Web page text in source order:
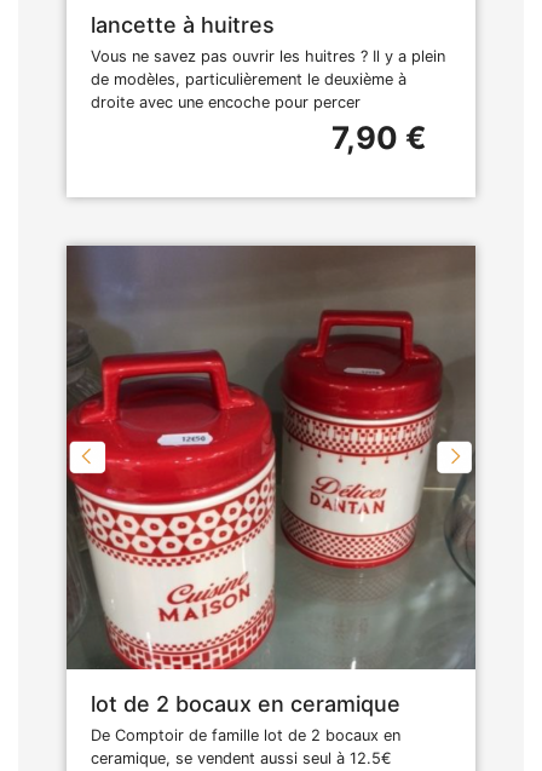
lancette à huitres
Vous ne savez pas ouvrir les huitres ? Il y a plein
de modèles, particulièrement le deuxième à
droite avec une encoche pour percer
7,90 €
lot de 2 bocaux en ceramique
De Comptoir de famille lot de 2 bocaux en
ceramique, se vendent aussi seul à 12.5€